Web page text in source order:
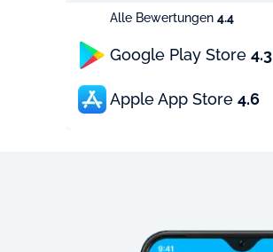
Alle Bewertungen 4.4
Google Play Store 4.3
Apple App Store 4.6